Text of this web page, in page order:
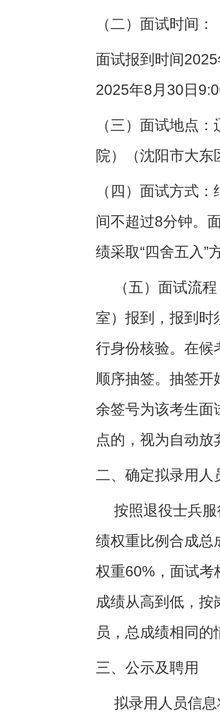
（二）面试时间：
面试报到时间
2025年8月30日
（三）面试地点
院）（沈阳市大
（四）面试方式
间不超过8分钟。
绩采取“四舍五入”
（五）面试流
室）报到，报到时
行身份核验。 在候
顺序抽签。 抽签开
余签号为该考生面
点的，视为自动
二、确定拟录用人
按照退役士兵
绩权重比例合成总
权重60%，面试考
成绩从高到低，
员 ，总成绩相同
三、公示及聘用
拟录用人员信